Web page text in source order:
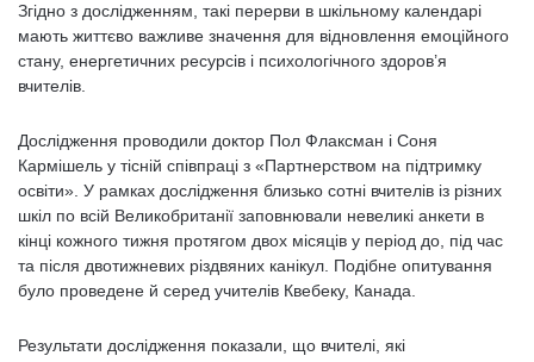
Згідно з дослідженням, такі перерви в шкільному календарі
мають життєво важливе значення для відновлення емоційного
стану, енергетичних ресурсів і психологічного здоров’я
вчителів.
Дослідження проводили доктор Пол Флаксман і Соня
Кармішель у тісній співпраці з «Партнерством на підтримку
освіти». У рамках дослідження близько сотні вчителів із різних
шкіл по всій Великобританії заповнювали невеликі анкети в
кінці кожного тижня протягом двох місяців у період до, під час
та після двотижневих різдвяних канікул. Подібне опитування
було проведене й серед учителів Квебеку, Канада.
Результати дослідження показали, що вчителі, які